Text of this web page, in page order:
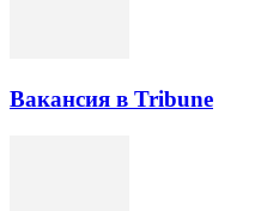
Вакансия в Tribune